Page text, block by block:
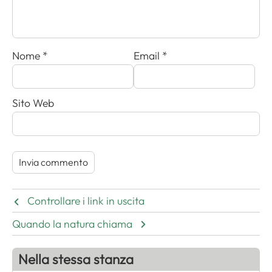
Nome * Email *
Sito Web
Controllare i link in uscita
Quando la natura chiama
Nella stessa stanza